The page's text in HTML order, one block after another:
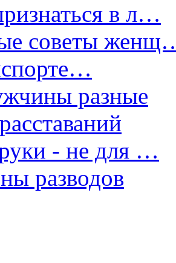
в л…
советы
разные
- не для …
разводов